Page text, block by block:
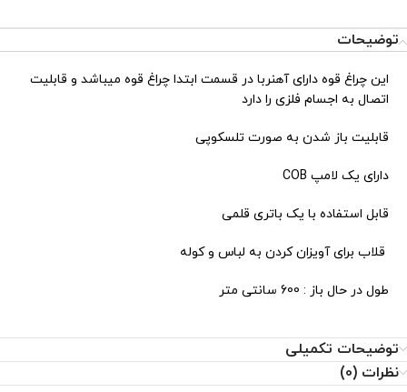
توضیحات
این چراغ قوه دارای آهنربا در قسمت ابتدا چراغ قوه میباشد و قابلیت
اتصال به اجسام فلزی را دارد
قابلیت باز شدن به صورت تلسکوپی
دارای یک لامپ COB
قابل استفاده با یک باتری قلمی
قلاب برای آویزان کردن به لباس و کوله
طول در حال باز : 600 سانتی متر
توضیحات تکمیلی
نظرات (0)
تیم پشتیبانی عصر ابزار آماده ی پاسخ به سوالات شما
عزیزان میباشد